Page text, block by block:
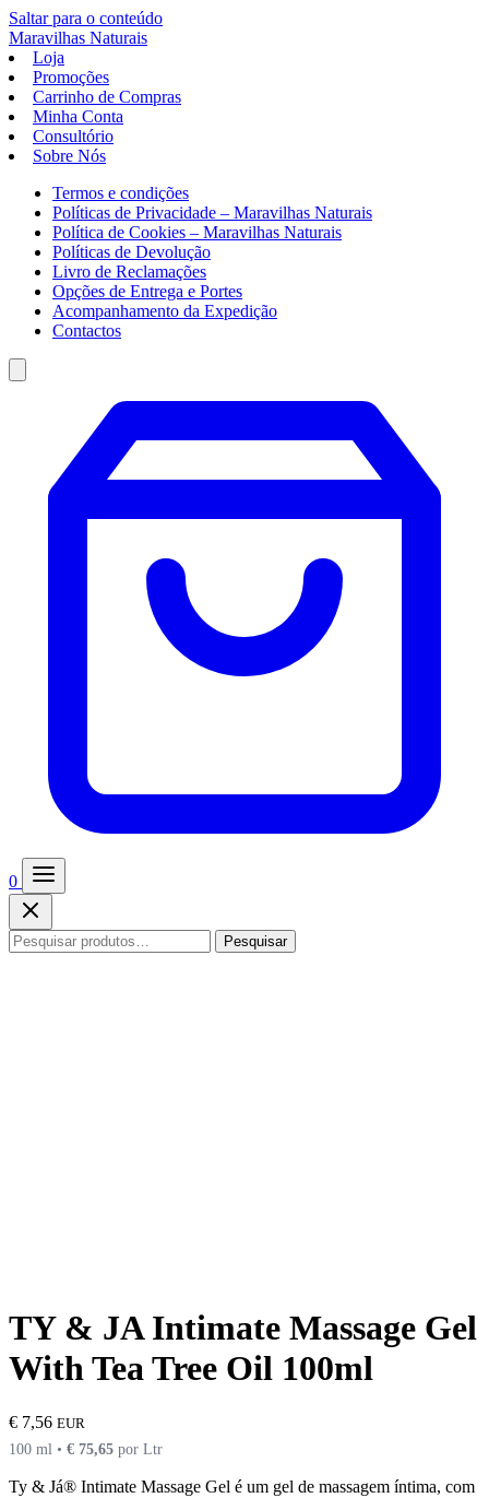
Saltar para o conteúdo
Maravilhas Naturais
Loja
Promoções
Carrinho de Compras
Minha Conta
Consultório
Sobre Nós
Termos e condições
Políticas de Privacidade – Maravilhas Naturais
Política de Cookies – Maravilhas Naturais
Políticas de Devolução
Livro de Reclamações
Opções de Entrega e Portes
Acompanhamento da Expedição
Contactos
0
Pesquisar
TY & JA Intimate Massage Gel
With Tea Tree Oil 100ml
€ 7,56 EUR
100 ml • € 75,65 por Ltr
Ty & Já® Intimate Massage Gel é um gel de massagem íntima, com